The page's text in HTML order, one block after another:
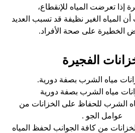
إذا تعرضت المياه للإنقطاع،
المياه الغير نظيفة قد تسبب العديد
الخطيرة على صحة الأفراد.
الفجيرة
مياه الشرب بصفة دورية.
مياه الشرب بصفة دورية
الشرب للحفاظ على الخزانات من
عوامل الجو .
من كافة الجوانب لحفظ المياه